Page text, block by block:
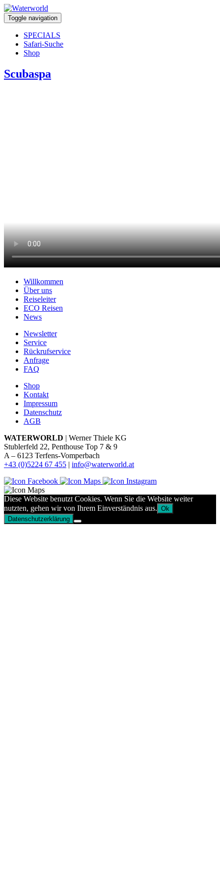
Toggle navigation
SPECIALS
Safari-Suche
Shop
Scubaspa
Willkommen
Über uns
Reiseleiter
ECO Reisen
News
Newsletter
Service
Rückrufservice
Anfrage
FAQ
Shop
Kontakt
Impressum
Datenschutz
AGB
WATERWORLD | Werner Thiele KG
Stublerfeld 22, Penthouse Top 7 & 9
A – 6123 Terfens-Vomperbach
+43 (0)5224 67 455 | info@waterworld.at
Diese Website benutzt Cookies. Wenn Sie die Website weiter
nutzten, gehen wir von Ihrem Einverständnis aus. Ok
Datenschutzerklärung